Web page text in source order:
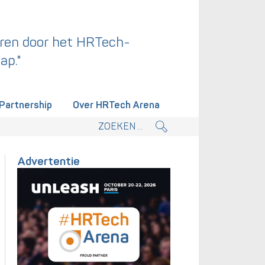
door het HRTech-
Partnership
Over HRTech Arena
Advertentie